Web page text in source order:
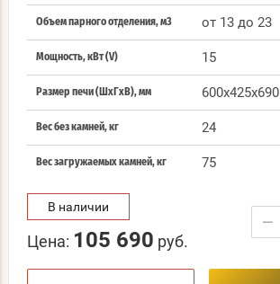
Объем парного отделения, м3 от 13 до 23
Мощность, кВт (V) 15
Размер печи (ШхГхВ), мм 600x425x690
Вес без камней, кг 24
Вес загружаемых камней, кг 75
В наличии
Цена: 105 690 руб.
−